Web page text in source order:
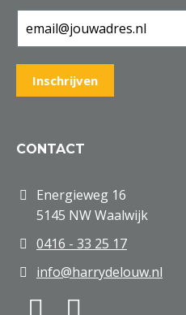
CONTACT
Energieweg 16
5145 NW Waalwijk
0416 - 33 25 17
info@harrydelouw.nl